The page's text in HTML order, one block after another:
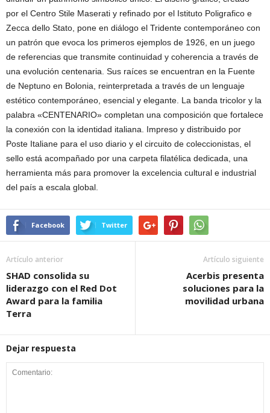
por el Centro Stile Maserati y refinado por el Istituto Poligrafico e
Zecca dello Stato, pone en diálogo el Tridente contemporáneo con
un patrón que evoca los primeros ejemplos de 1926, en un juego
de referencias que transmite continuidad y coherencia a través de
una evolución centenaria. Sus raíces se encuentran en la Fuente
de Neptuno en Bolonia, reinterpretada a través de un lenguaje
estético contemporáneo, esencial y elegante. La banda tricolor y la
palabra «CENTENARIO» completan una composición que fortalece
la conexión con la identidad italiana. Impreso y distribuido por
Poste Italiane para el uso diario y el circuito de coleccionistas, el
sello está acompañado por una carpeta filatélica dedicada, una
herramienta más para promover la excelencia cultural e industrial
del país a escala global.
Facebook Twitter
Artículo anterior
SHAD consolida su
liderazgo con el Red Dot
Award para la familia
Terra
Artículo siguiente
Acerbis presenta
soluciones para la
movilidad urbana
Dejar respuesta